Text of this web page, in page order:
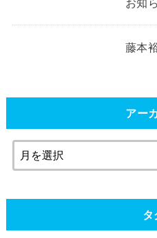
お知
藤本
アー
タ